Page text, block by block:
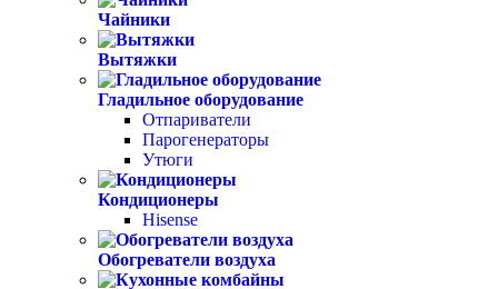
Чайники
Вытяжки
Гладильное оборудование
Отпариватели
Парогенераторы
Утюги
Кондиционеры
Hisense
Обогреватели воздуха